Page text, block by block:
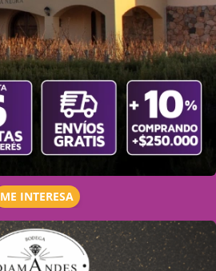
ME INTERESA